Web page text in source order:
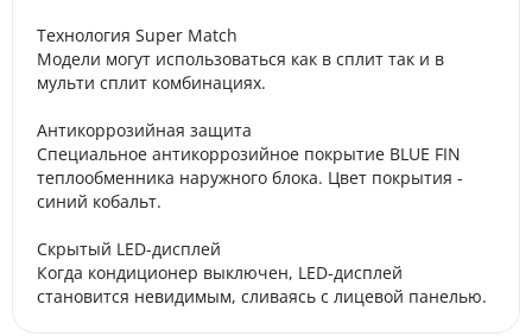
Технология Super Match
Модели могут использоваться как в сплит так и в
мульти сплит комбинациях.
Антикоррозийная защита
Специальное антикоррозийное покрытие BLUE FIN
теплообменника наружного блока. Цвет покрытия -
синий кобальт.
Скрытый LED-дисплей
Когда кондиционер выключен, LED-дисплей
становится невидимым, сливаясь с лицевой панелью.